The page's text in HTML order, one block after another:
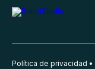
Política de privacidad